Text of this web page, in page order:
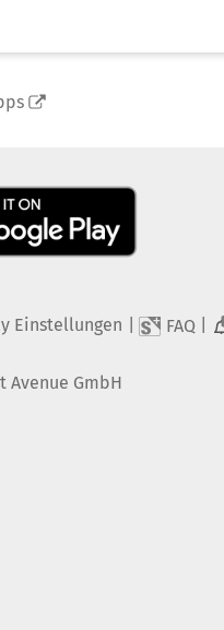
Einstellungen FAQ
Avenue GmbH